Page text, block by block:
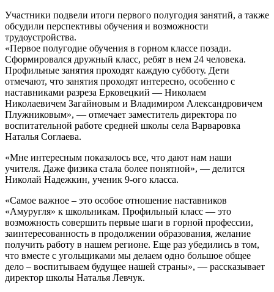
Участники подвели итоги первого полугодия занятий, а также
обсудили перспективы обучения и возможности
трудоустройства.
«Первое полугодие обучения в горном классе позади.
Сформировался дружный класс, ребят в нем 24 человека.
Профильные занятия проходят каждую субботу. Дети
отмечают, что занятия проходят интересно, особенно с
наставниками разреза Ерковецкий — Николаем
Николаевичем Загайновым и Владимиром Александровичем
Плужниковым», — отмечает заместитель директора по
воспитательной работе средней школы села Варваровка
Наталья Соглаева.
«Мне интересным показалось все, что дают нам наши
учителя. Даже физика стала более понятной», — делится
Николай Надежкин, ученик 9-ого класса.
«Самое важное – это особое отношение наставников
«Амуругля» к школьникам. Профильный класс — это
возможность совершить первые шаги в горной профессии,
заинтересованность в продолжении образования, желание
получить работу в нашем регионе. Еще раз убедились в том,
что вместе с угольщиками мы делаем одно большое общее
дело – воспитываем будущее нашей страны», — рассказывает
директор школы Наталья Левчук.